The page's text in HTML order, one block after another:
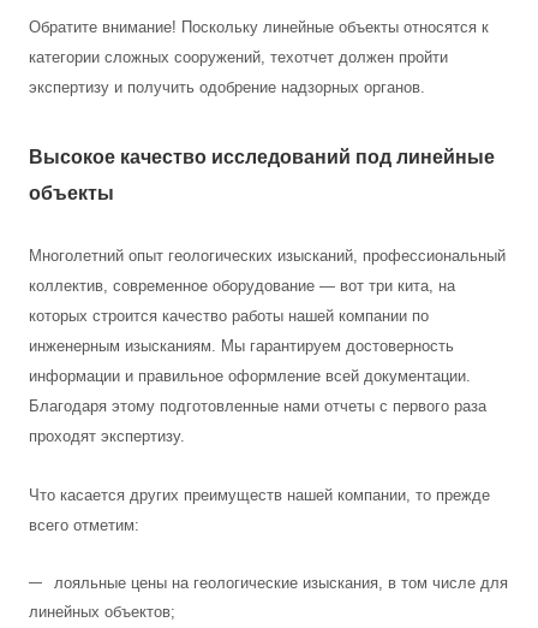
Обратите внимание! Поскольку линейные объекты относятся к
категории сложных сооружений, техотчет должен пройти
экспертизу и получить одобрение надзорных органов.
Высокое качество исследований под линейные
объекты
Многолетний опыт геологических изысканий, профессиональный
коллектив, современное оборудование — вот три кита, на
которых строится качество работы нашей компании по
инженерным изысканиям. Мы гарантируем достоверность
информации и правильное оформление всей документации.
Благодаря этому подготовленные нами отчеты с первого раза
проходят экспертизу.
Что касается других преимуществ нашей компании, то прежде
всего отметим:
лояльные цены на геологические изыскания, в том числе для
линейных объектов;